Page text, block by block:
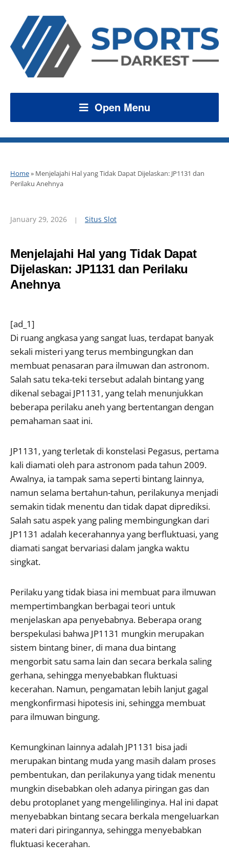
Open Menu
Home» Menjelajahi Hal yang Tidak Dapat Dijelaskan: JP1131 dan
Perilaku Anehnya
January 29, 2026 Situs Slot
Menjelajahi Hal yang Tidak Dapat
Dijelaskan: JP1131 dan Perilaku
Anehnya
[ad_1]
Di ruang angkasa yang sangat luas, terdapat banyak
sekali misteri yang terus membingungkan dan
membuat penasaran para ilmuwan dan astronom.
Salah satu teka-teki tersebut adalah bintang yang
dikenal sebagai JP1131, yang telah menunjukkan
beberapa perilaku aneh yang bertentangan dengan
pemahaman saat ini.
JP1131, yang terletak di konstelasi Pegasus, pertama
kali diamati oleh para astronom pada tahun 2009.
Awalnya, ia tampak sama seperti bintang lainnya,
namun selama bertahun-tahun, perilakunya menjadi
semakin tidak menentu dan tidak dapat diprediksi.
Salah satu aspek yang paling membingungkan dari
JP1131 adalah kecerahannya yang berfluktuasi, yang
diamati sangat bervariasi dalam jangka waktu
singkat.
Perilaku yang tidak biasa ini membuat para ilmuwan
mempertimbangkan berbagai teori untuk
menjelaskan apa penyebabnya. Beberapa orang
berspekulasi bahwa JP1131 mungkin merupakan
sistem bintang biner, di mana dua bintang
mengorbit satu sama lain dan secara berkala saling
gerhana, sehingga menyebabkan fluktuasi
kecerahan. Namun, pengamatan lebih lanjut gagal
mengkonfirmasi hipotesis ini, sehingga membuat
para ilmuwan bingung.
Kemungkinan lainnya adalah JP1131 bisa jadi
merupakan bintang muda yang masih dalam proses
pembentukan, dan perilakunya yang tidak menentu
mungkin disebabkan oleh adanya piringan gas dan
debu protoplanet yang mengelilinginya. Hal ini dapat
menyebabkan bintang secara berkala mengeluarkan
materi dari piringannya, sehingga menyebabkan
fluktuasi kecerahan.